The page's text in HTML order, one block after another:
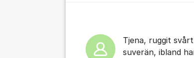
Tjena, ruggit
suverän, ibland